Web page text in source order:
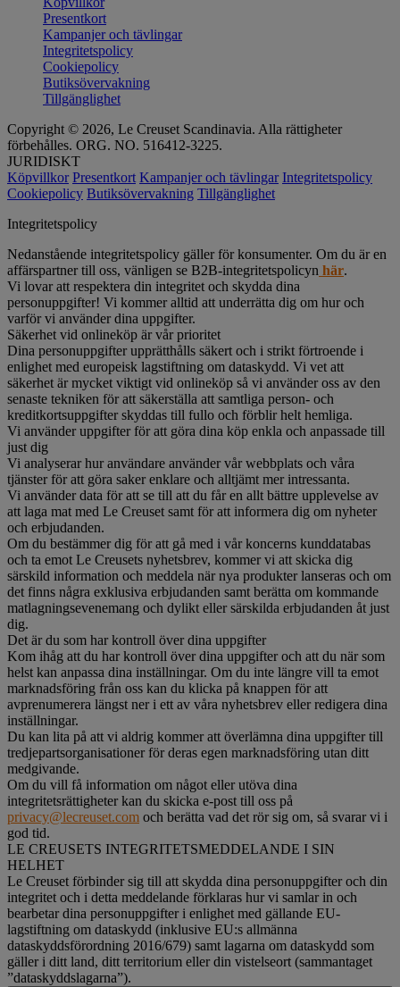
Presentkort
Kampanjer och tävlingar
Integritetspolicy
Cookiepolicy
Butiksövervakning
Tillgänglighet
Copyright © 2026, Le Creuset Scandinavia. Alla rättigheter
förbehålles. ORG. NO. 516412-3225.
JURIDISKT
Köpvillkor Presentkort Kampanjer och tävlingar Integritetspolicy
Cookiepolicy Butiksövervakning Tillgänglighet
Integritetspolicy
Nedanstående integritetspolicy gäller för konsumenter. Om du är en
affärspartner till oss, vänligen se B2B-integritetspolicyn här.
Vi lovar att respektera din integritet och skydda dina
personuppgifter! Vi kommer alltid att underrätta dig om hur och
varför vi använder dina uppgifter.
Säkerhet vid onlineköp är vår prioritet
Dina personuppgifter upprätthålls säkert och i strikt förtroende i
enlighet med europeisk lagstiftning om dataskydd. Vi vet att
säkerhet är mycket viktigt vid onlineköp så vi använder oss av den
senaste tekniken för att säkerställa att samtliga person- och
kreditkortsuppgifter skyddas till fullo och förblir helt hemliga.
Vi använder uppgifter för att göra dina köp enkla och anpassade till
just dig
Vi analyserar hur användare använder vår webbplats och våra
tjänster för att göra saker enklare och alltjämt mer intressanta.
Vi använder data för att se till att du får en allt bättre upplevelse av
att laga mat med Le Creuset samt för att informera dig om nyheter
och erbjudanden.
Om du bestämmer dig för att gå med i vår koncerns kunddatabas
och ta emot Le Creusets nyhetsbrev, kommer vi att skicka dig
särskild information och meddela när nya produkter lanseras och om
det finns några exklusiva erbjudanden samt berätta om kommande
matlagningsevenemang och dylikt eller särskilda erbjudanden åt just
dig.
Det är du som har kontroll över dina uppgifter
Kom ihåg att du har kontroll över dina uppgifter och att du när som
helst kan anpassa dina inställningar. Om du inte längre vill ta emot
marknadsföring från oss kan du klicka på knappen för att
avprenumerera längst ner i ett av våra nyhetsbrev eller redigera dina
inställningar.
Du kan lita på att vi aldrig kommer att överlämna dina uppgifter till
tredjepartsorganisationer för deras egen marknadsföring utan ditt
medgivande.
Om du vill få information om något eller utöva dina
integritetsrättigheter kan du skicka e-post till oss på
privacy@lecreuset.com och berätta vad det rör sig om, så svarar vi i
god tid.
LE CREUSETS INTEGRITETSMEDDELANDE I SIN
HELHET
Le Creuset förbinder sig till att skydda dina personuppgifter och din
integritet och i detta meddelande förklaras hur vi samlar in och
bearbetar dina personuppgifter i enlighet med gällande EU-
lagstiftning om dataskydd (inklusive EU:s allmänna
dataskyddsförordning 2016/679) samt lagarna om dataskydd som
gäller i ditt land, ditt territorium eller din vistelseort (sammantaget
”dataskyddslagarna”).